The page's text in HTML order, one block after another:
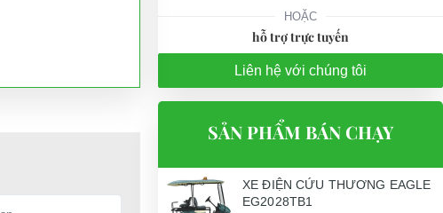
HOẶC
hỗ trợ trực tuyến
Liên hệ với chúng tôi
SẢN PHẨM BÁN CHẠY
XE ĐIỆN CỨU THƯƠNG EAGLE
EG2028TB1